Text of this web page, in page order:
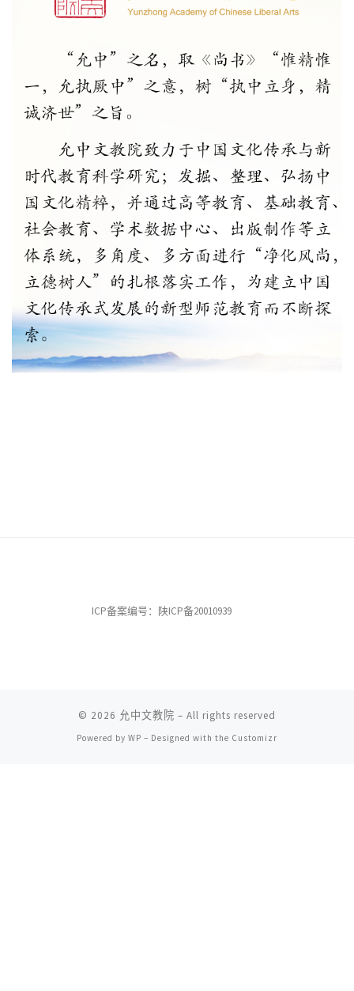
ICP备案编号：陕ICP备20010939
© 2026 允中文教院 – All rights reserved
Powered by WP – Designed with the Customizr